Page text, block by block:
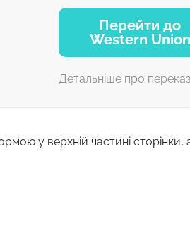
1 г
1 г
Перейти до
Western Union
Детальніше про переказ
у верхній частині сторінки,